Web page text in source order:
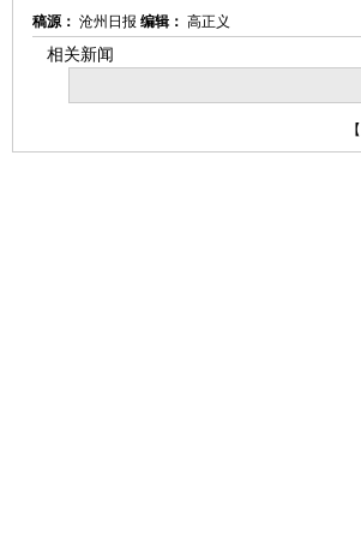
稿源： 沧州日报 编辑： 高正义
相关新闻
【